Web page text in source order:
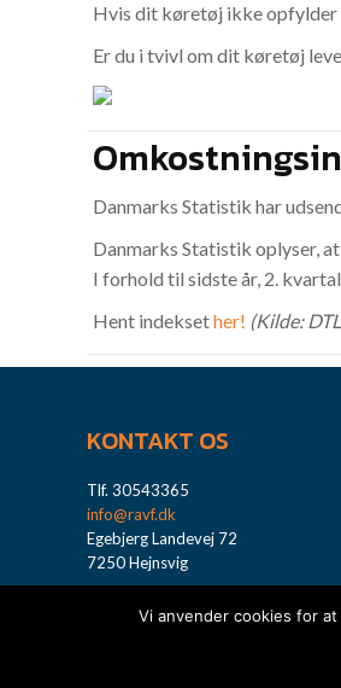
Hvis dit køretøj ikke
Er du i tvivl om dit køretøj
Danmarks Statistik har
Danmarks Statistik oplyser,
I forhold til sidste år, 2.
Hent indeksether! (Kilde:
KONTAKT OS
Tlf. 30543365
info@ravf.dk
Egebjerg Landevej 72
7250 Hejnsvig
Vi anvender cookies for